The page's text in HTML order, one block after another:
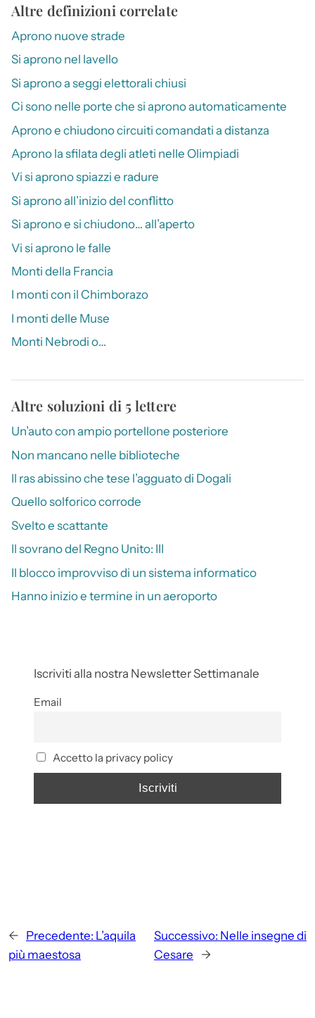
Altre definizioni correlate
Aprono nuove strade
Si aprono nel lavello
Si aprono a seggi elettorali chiusi
Ci sono nelle porte che si aprono automaticamente
Aprono e chiudono circuiti comandati a distanza
Aprono la sfilata degli atleti nelle Olimpiadi
Vi si aprono spiazzi e radure
Si aprono all’inizio del conflitto
Si aprono e si chiudono… all’aperto
Vi si aprono le falle
Monti della Francia
I monti con il Chimborazo
I monti delle Muse
Monti Nebrodi o…
Altre soluzioni di 5 lettere
Un’auto con ampio portellone posteriore
Non mancano nelle biblioteche
Il ras abissino che tese l’agguato di Dogali
Quello solforico corrode
Svelto e scattante
Il sovrano del Regno Unito: III
Il blocco improvviso di un sistema informatico
Hanno inizio e termine in un aeroporto
Iscriviti alla nostra Newsletter Settimanale
Email
Accetto la privacy policy
← Precedente: L’aquila
più maestosa
Successivo: Nelle insegne di
Cesare
→